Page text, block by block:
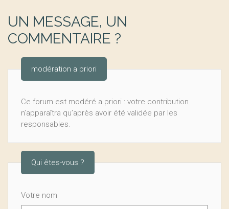
UN MESSAGE, UN
COMMENTAIRE ?
modération a priori
Ce forum est modéré a priori : votre contribution
n’apparaîtra qu’après avoir été validée par les
responsables.
Qui êtes-vous ?
Votre nom